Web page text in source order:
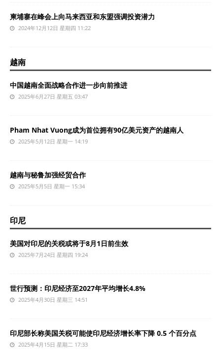
柬埔寨在峰会上向马来西亚和东盟强调投资潜力
2024年12月12日 星期四 11:22
越南
中国越南全面战略合作进一步向前推进
2025年6月27日 星期五 03:47
Pham Nhat Vuong成为首位拥有90亿美元资产的越南人
2025年5月12日 星期一 14:19
越南与秘鲁加强经贸合作
2025年5月5日 星期一 15:34
印尼
美国对印尼的关税或将于8月1日前生效
2025年7月24日 星期四 19:24
世行预测：印尼经济至2027年平均增长4.8%
2025年4月30日 星期三 14:51
印尼部长称美国关税可能使印尼经济增长率下降 0.5 个百分点
2025年4月15日 星期二 17:33